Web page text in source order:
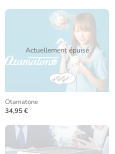
Actuellement épuisé
Otamatone
34,95 €